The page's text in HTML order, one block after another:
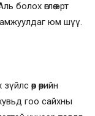
болох өглөө эрт
юм шүү.
өөр өөрийн
гоо сайхны